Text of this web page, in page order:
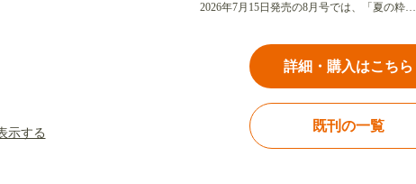
示する
2026年7月15日発売の8月号では、「夏の粋…
詳細・購入はこちら
既刊の一覧